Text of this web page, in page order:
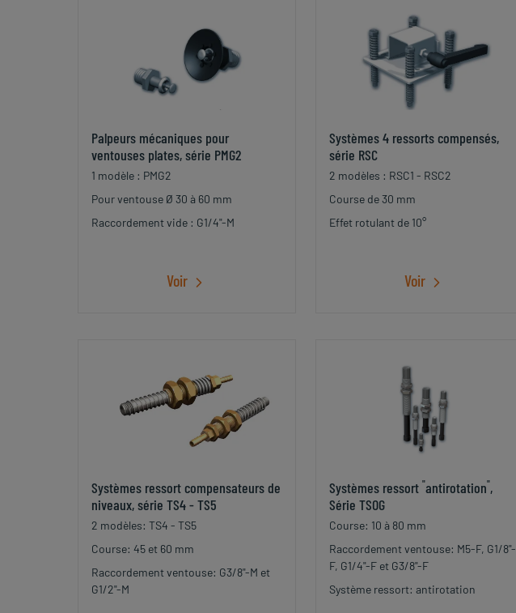
Palpeurs mécaniques pour
ventouses plates, série PMG2
1 modèle : PMG2
Pour ventouse Ø 30 à 60 mm
Raccordement vide : G1/4"-M
Voir
Systèmes 4 ressorts compensés,
série RSC
2 modèles : RSC1 - RSC2
Course de 30 mm
Effet rotulant de 10°
Voir
Systèmes ressort compensateurs de
niveaux, série TS4 - TS5
2 modèles: TS4 - TS5
Course: 45 et 60 mm
Raccordement ventouse: G3/8"-M et
G1/2"-M
Systèmes ressort "antirotation",
Série TSOG
Course: 10 à 80 mm
Raccordement ventouse: M5-F, G1/8"-
F, G1/4"-F et G3/8"-F
Système ressort: antirotation